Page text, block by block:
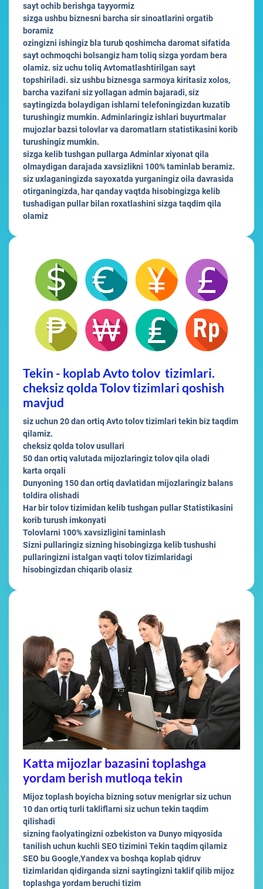
sayt ochib berishga tayyormiz
sizga ushbu biznesni barcha sir sinoatlarini orgatib
boramiz
ozingizni ishingiz bla turub qoshimcha daromat sifatida
sayt ochmoqchi bolsangiz ham toliq sizga yordam bera
olamiz. siz uchu toliq Avtomatlashtirilgan sayt
topshiriladi. siz ushbu biznesga sarmoya kiritasiz xolos,
barcha vazifani siz yollagan admin bajaradi, siz
saytingizda bolaydigan ishlarni telefoningizdan kuzatib
turushingiz mumkin. Adminlaringiz ishlari buyurtmalar
mujozlar bazsi tolovlar va daromatlarn statistikasini korib
turushingiz mumkin.
sizga kelib tushgan pullarga Adminlar xiyonat qila
olmaydigan darajada xavsizlikni 100% taminlab beramiz.
siz uxlaganingizda sayoxatda yurganingiz oila davrasida
otirganingizda, har qanday vaqtda hisobingizga kelib
tushadigan pullar bilan roxatlashini sizga taqdim qila
olamiz
Tekin - koplab Avto tolov tizimlari.
cheksiz qolda Tolov tizimlari qoshish
mavjud
siz uchun 20 dan ortiq Avto tolov tizimlari tekin biz taqdim
qilamiz.
cheksiz qolda tolov usullari
50 dan ortiq valutada mijozlaringiz tolov qila oladi
karta orqali
Dunyoning 150 dan ortiq davlatidan mijozlaringiz balans
toldira olishadi
Har bir tolov tizimidan kelib tushgan pullar Statistikasini
korib turush imkonyati
Tolovlarni 100% xavsizligini taminlash
Sizni pullaringiz sizning hisobingizga kelib tushushi
pullaringizni istalgan vaqti tolov tizimlaridagi
hisobingizdan chiqarib olasiz
Katta mijozlar bazasini toplashga
yordam berish mutloqa tekin
Mijoz toplash boyicha bizning sotuv menigrlar siz uchun
10 dan ortiq turli takliflarni siz uchun tekin taqdim
qilishadi
sizning faolyatingizni ozbekiston va Dunyo miqyosida
tanilish uchun kuchli SEO tizimini Tekin taqdim qilamiz
SEO bu Google,Yandex va boshqa koplab qidruv
tizimlaridan qidirganda sizni saytingizni taklif qilib mijoz
toplashga yordam beruchi tizim